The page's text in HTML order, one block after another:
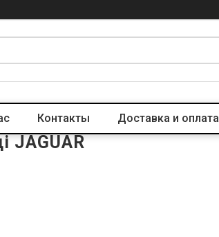
Контакты Доставка и оплата
JAGUAR